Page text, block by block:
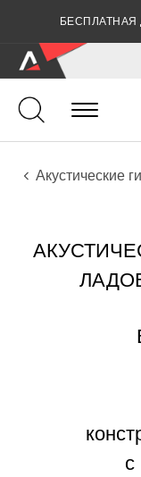
БЕСПЛАТНАЯ
Гитары
Акустические
Инструменты
Акустические
с